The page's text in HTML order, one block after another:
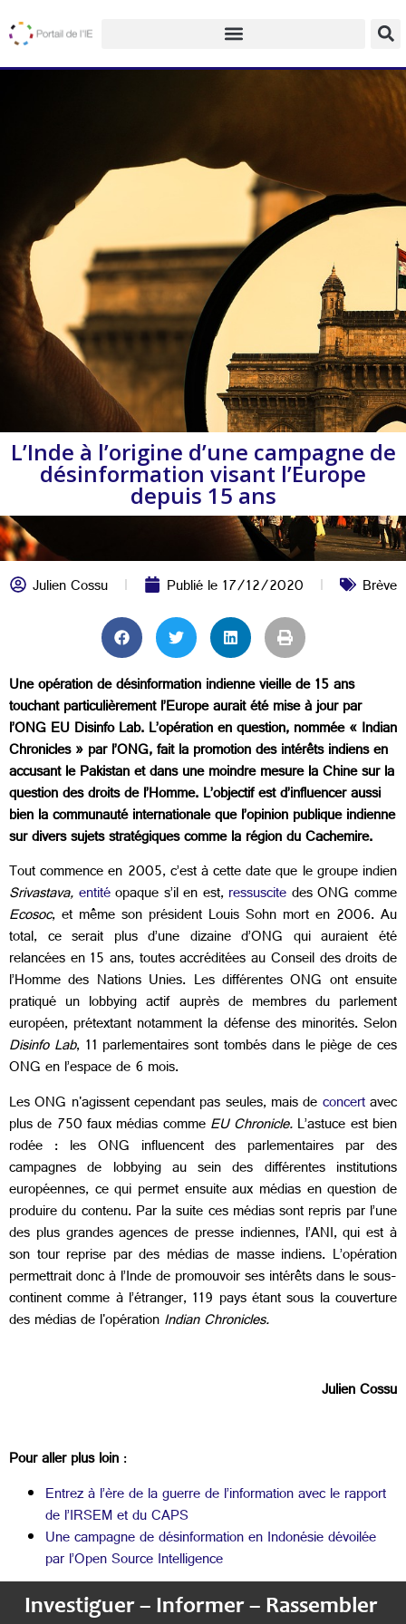
L’Inde à l’origine d’une campagne de
désinformation visant l’Europe
depuis 15 ans
Julien Cossu Publié le17/12/2020 Brève
Une opération de désinformation indienne vieille de 15 ans
touchant particulièrement l’Europe aurait été mise à jour par
l’ONG EU Disinfo Lab. L’opération en question, nommée « Indian
Chronicles » par l’ONG, fait la promotion des intérêts indiens en
accusant le Pakistan et dans une moindre mesure la Chine sur la
question des droits de l’Homme. L’objectif est d’influencer aussi
bien la communauté internationale que l’opinion publique indienne
sur divers sujets stratégiques comme la région du Cachemire.
Tout commence en 2005, c’est à cette date que le groupe indien
Srivastava,entitéopaque s’il en est,ressuscitedes ONG comme
Ecosoc, et même son président Louis Sohn mort en 2006. Au
total, ce serait plus d’une dizaine d’ONG qui auraient été
relancées en 15 ans, toutes accréditées au Conseil des droits de
l’Homme des Nations Unies. Les différentes ONG ont ensuite
pratiqué un lobbying actif auprès de membres du parlement
européen, prétextant notamment la défense des minorités. Selon
Disinfo Lab, 11 parlementaires sont tombés dans le piège de ces
ONG en l’espace de 6 mois.
Les ONG n'agissent cependant pas seules, mais deconcertavec
plus de 750 faux médias commeEU Chronicle.L’astuce est bien
rodée : les ONG influencent des parlementaires par des
campagnes de lobbying au sein des différentes institutions
européennes, ce qui permet ensuite aux médias en question de
produire du contenu. Par la suite ces médias sont repris par l’une
des plus grandes agences de presse indiennes, l’ANI, qui est à
son tour reprise par des médias de masse indiens. L’opération
permettrait donc à l’Inde de promouvoir ses intérêts dans le sous-
continent comme à l’étranger, 119 pays étant sous la couverture
des médias de l'opérationIndian Chronicles.
Julien Cossu
Pour aller plus loin:
Entrez à l’ère de la guerre de l’information avec le rapport
de l’IRSEM et du CAPS
Une campagne de désinformation en Indonésie dévoilée
par l’Open Source Intelligence
Investiguer – Informer – Rassembler